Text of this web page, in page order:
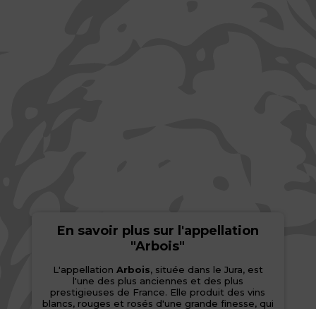
En savoir plus sur l'appellation
"Arbois"
L'appellation Arbois, située dans le Jura, est
l'une des plus anciennes et des plus
prestigieuses de France. Elle produit des vins
blancs, rouges et rosés d'une grande finesse, qui